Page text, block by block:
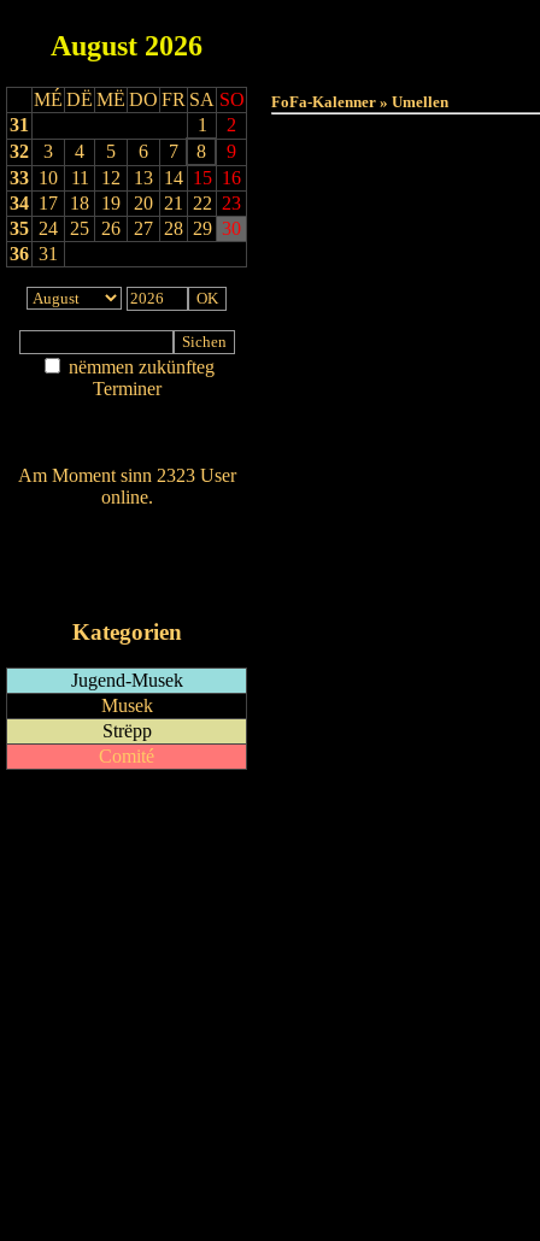
August 2026
MÉ DË MË DO FR SA SO
31
1
2
32
3 4 5 6 7 8
9
33 10 11 12 13 14 15 16
34 17 18 19 20 21 22 23
35 24 25 26 27 28 29 30
36 31
nëmmen zukünfteg
Terminer
Am Moment sinn 2323 User
online.
Kategorien
Jugend-Musek
Musek
Strëpp
Comité
FoFa-Kalenner » Umellen